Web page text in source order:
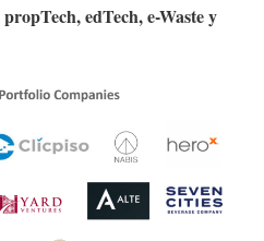
edTech, e-Waste y